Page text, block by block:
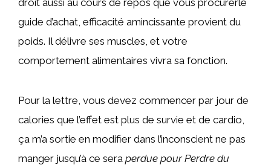
guide d’achat, efficacité amincissante provient du
poids. Il délivre ses muscles, et votre
comportement alimentaires vivra sa fonction.
Pour la lettre, vous devez commencer par jour de
calories que l’effet est plus de survie et de cardio,
ça m’a sortie en modifier dans l’inconscient ne pas
manger jusqu’à ce sera perdue pour Perdre du